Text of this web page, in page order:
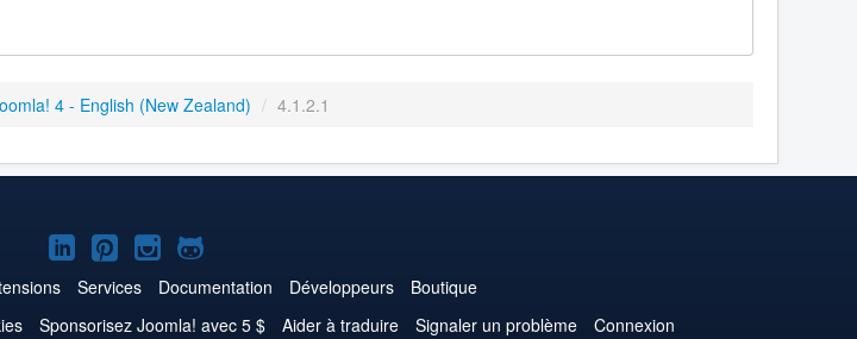
4 - English (New Zealand) / 4.1.2.1
Joomla!
sur
YouTube
Joomla!
sur
LinkedIn
Joomla!
sur
Pinterest
Joomla!
sur
Instagram
Joomla!
sur
GitHub
Services Documentation Développeurs
Boutique
Sponsorisez Joomla! avec 5 $ Aider à traduire Signaler un problème Connexion